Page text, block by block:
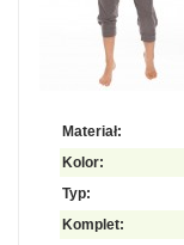
Materiał:
Kolor:
Typ:
Komplet: